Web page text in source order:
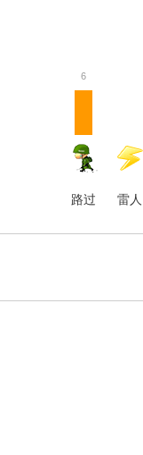
6
路过 雷人